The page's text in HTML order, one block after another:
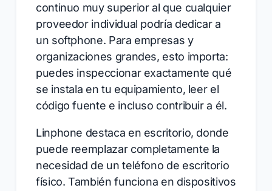
continuo muy superior al que cualquier
proveedor individual podría dedicar a
un softphone. Para empresas y
organizaciones grandes, esto importa:
puedes inspeccionar exactamente qué
se instala en tu equipamiento, leer el
código fuente e incluso contribuir a él.
Linphone destaca en escritorio, donde
puede reemplazar completamente la
necesidad de un teléfono de escritorio
físico. También funciona en dispositivos